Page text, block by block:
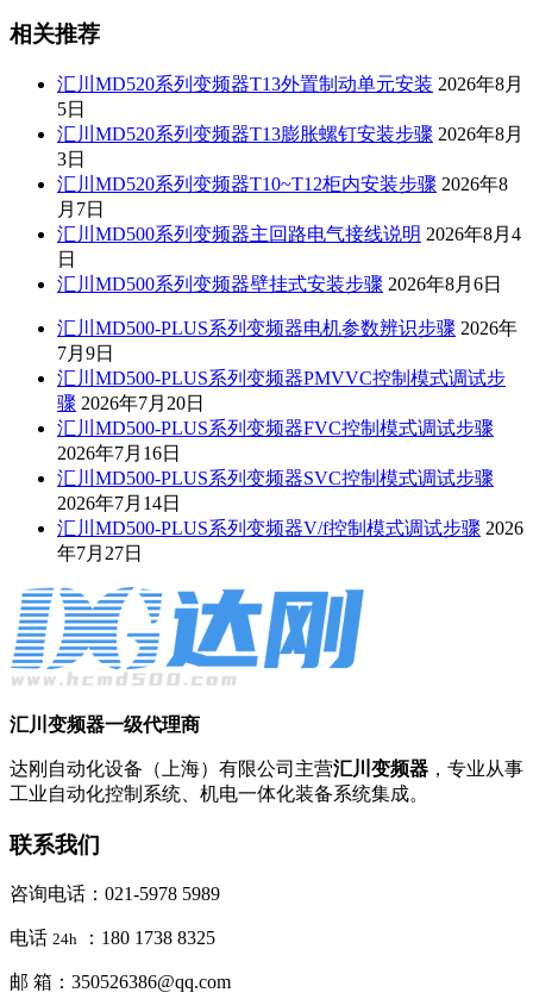
相关推荐
汇川MD520系列变频器T13外置制动单元安装 2026年8月
5日
汇川MD520系列变频器T13膨胀螺钉安装步骤 2026年8月
3日
汇川MD520系列变频器T10~T12柜内安装步骤 2026年8
月7日
汇川MD500系列变频器主回路电气接线说明 2026年8月4
日
汇川MD500系列变频器壁挂式安装步骤 2026年8月6日
汇川MD500-PLUS系列变频器电机参数辨识步骤 2026年
7月9日
汇川MD500-PLUS系列变频器PMVVC控制模式调试步
骤 2026年7月20日
汇川MD500-PLUS系列变频器FVC控制模式调试步骤
2026年7月16日
汇川MD500-PLUS系列变频器SVC控制模式调试步骤
2026年7月14日
汇川MD500-PLUS系列变频器V/f控制模式调试步骤 2026
年7月27日
汇川变频器一级代理商
达刚自动化设备（上海）有限公司主营汇川变频器 ，专业从事
工业自动化控制系统、机电一体化装备系统集成。
联系我们
咨询电话：021-5978 5989
电话 24h ：180 1738 8325
邮 箱：350526386@qq.com